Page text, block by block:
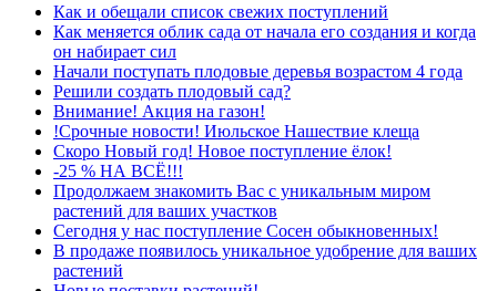
Как и обещали список свежих поступлений
Как меняется облик сада от начала его создания и когда
он набирает сил
Начали поступать плодовые деревья возрастом 4 года
Решили создать плодовый сад?
Внимание! Акция на газон!
!Срочные новости! Июльское Нашествие клеща
Скоро Новый год! Новое поступление ёлок!
-25 % НА ВСЁ!!!
Продолжаем знакомить Вас с уникальным миром
растений для ваших участков
Сегодня у нас поступление Сосен обыкновенных!
В продаже появилось уникальное удобрение для ваших
растений